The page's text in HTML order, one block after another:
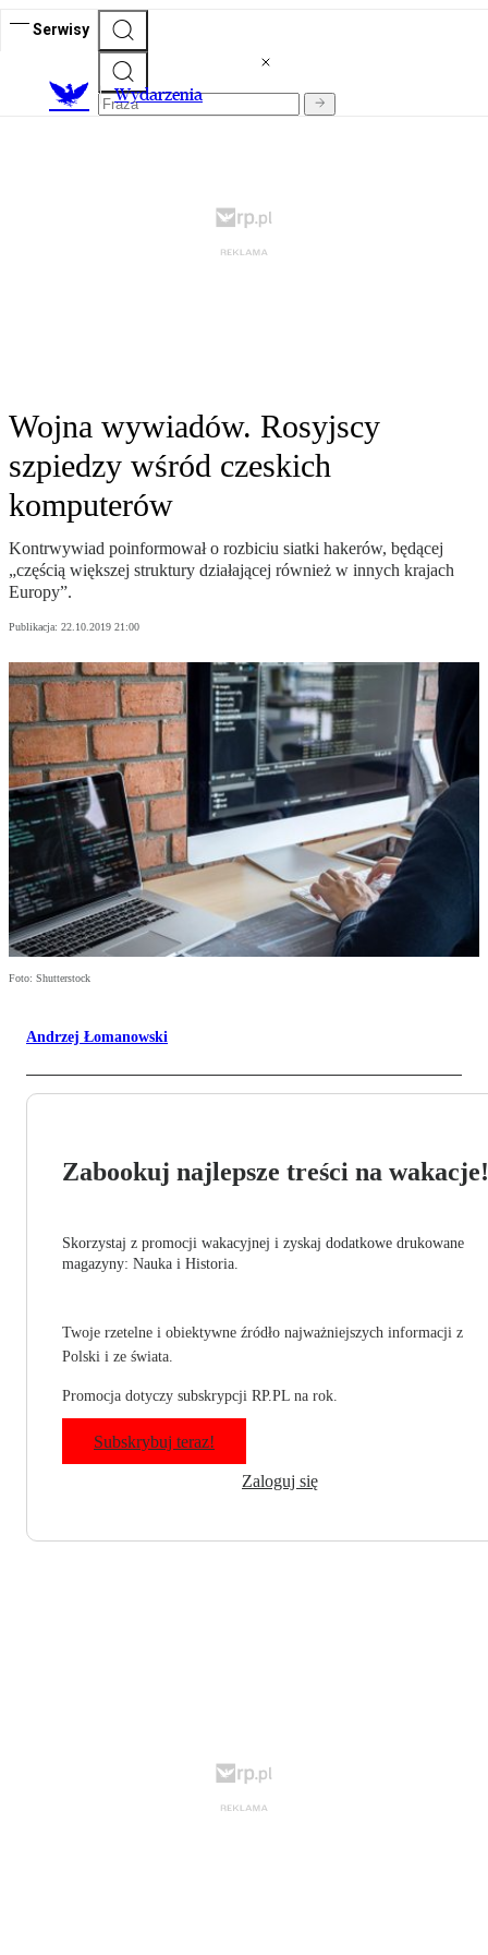
Serwisy
Wydarzenia
Wojna wywiadów. Rosyjscy
szpiedzy wśród czeskich
komputerów
Kontrwywiad poinformował o rozbiciu siatki hakerów, będącej
„częścią większej struktury działającej również w innych krajach
Europy”.
Publikacja: 22.10.2019 21:00
Foto: Shutterstock
Andrzej Łomanowski
Zabookuj najlepsze treści na wakacje!
Skorzystaj z promocji wakacyjnej i zyskaj dodatkowe drukowane
magazyny: Nauka i Historia.
Twoje rzetelne i obiektywne źródło najważniejszych informacji z
Polski i ze świata.
Promocja dotyczy subskrypcji RP.PL na rok.
Subskrybuj teraz!
Zaloguj się